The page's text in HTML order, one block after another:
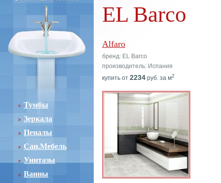
Тумбы
Зеркала
Пеналы
Сан.Мебель
Унитазы
Ванны
EL Barco
Alfaro
бренд: EL Barco
производитель: Испания
купить от 2234 руб. за м2